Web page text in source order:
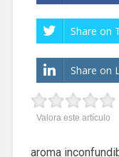
Share on
Share on
Valora este artículo
aroma